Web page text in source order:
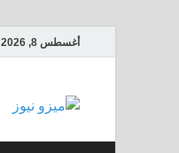
أغسطس 8, 2026